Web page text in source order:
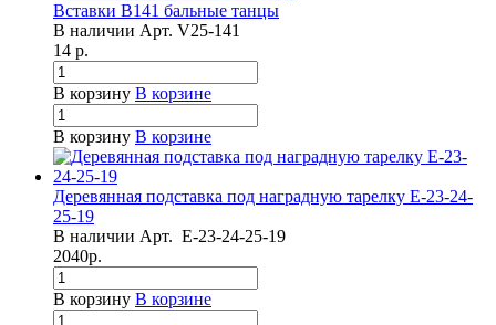
Вставки B141 бальные танцы
В наличии Арт. V25-141
14 р.
В корзину В корзине
В корзину В корзине
Деревянная подставка под наградную тарелку Е-23-24-
25-19
В наличии Арт. Е-23-24-25-19
2040р.
В корзину В корзине